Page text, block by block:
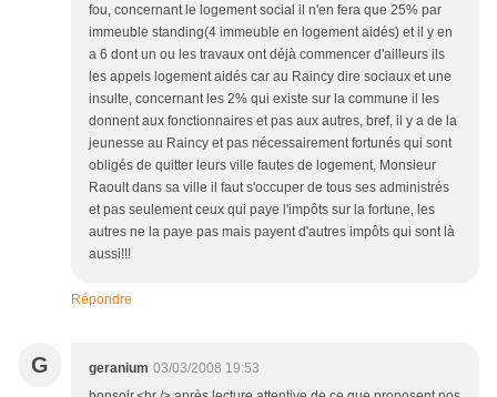
fou, concernant le logement social il n'en fera que 25% par
immeuble standing(4 immeuble en logement aidés) et il y en
a 6 dont un ou les travaux ont déjà commencer d'ailleurs ils
les appels logement aidés car au Raincy dire sociaux et une
insulte, concernant les 2% qui existe sur la commune il les
donnent aux fonctionnaires et pas aux autres, bref, il y a de la
jeunesse au Raincy et pas nécessairement fortunés qui sont
obligés de quitter leurs ville fautes de logement, Monsieur
Raoult dans sa ville il faut s'occuper de tous ses administrés
et pas seulement ceux qui paye l'impôts sur la fortune, les
autres ne la paye pas mais payent d'autres impôts qui sont là
aussi!!!
Répondre
G geranium 03/03/2008 19:53